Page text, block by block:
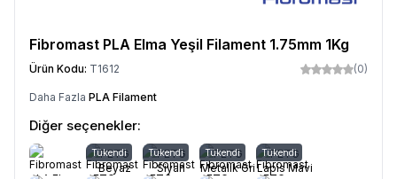
Fibromast PLA Elma Yeşil Filament 1.75mm 1Kg
Ürün Kodu: T1612 (0)
Daha Fazla PLA Filament
Diğer seçenekler:
Tükendi
PETG
Beyaz
Tükendi
PETG
Siyah
Tükendi
PETG
Metalik Gri
Tükendi
PETG
Lapis Mavi